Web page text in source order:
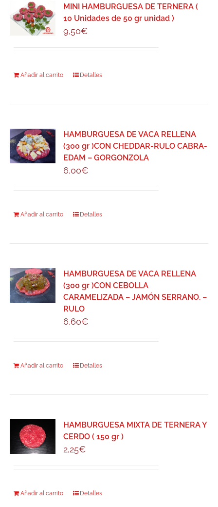
MINI HAMBURGUESA DE TERNERA (
10 Unidades de 50 gr unidad )
9,50€
Añadir al carrito Detalles
HAMBURGUESA DE VACA RELLENA
(300 gr )CON CHEDDAR-RULO CABRA-
EDAM – GORGONZOLA
6,00€
Añadir al carrito Detalles
HAMBURGUESA DE VACA RELLENA
(300 gr )CON CEBOLLA
CARAMELIZADA – JAMÓN SERRANO. –
RULO
6,60€
Añadir al carrito Detalles
HAMBURGUESA MIXTA DE TERNERA Y
CERDO ( 150 gr )
2,25€
Añadir al carrito Detalles